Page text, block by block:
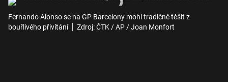
Fernando Alonso se na GP Barcelony mohl tradičně těšit z
bouřlivého přivítání
Zdroj: ČTK / AP / Joan Monfort